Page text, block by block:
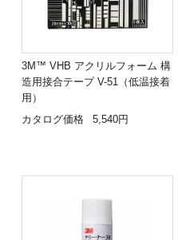
3M™ VHB アクリルフォーム 構
造用接合テープ V-51（低温接着
用）
カタログ価格
5,540円